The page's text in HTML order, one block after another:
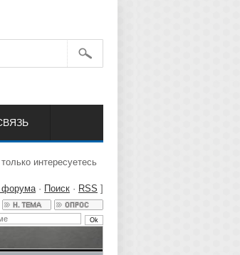
интересуетесь
форума· Поиск · RSS ]